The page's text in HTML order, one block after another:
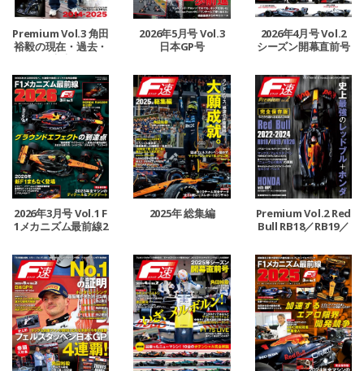
Premium Vol.3 角田
裕毅の現在・過去・
未来
2026年5月号 Vol.3
日本GP号
2026年4月号 Vol.2
シーズン開幕直前号
2026年3月号 Vol.1 F
1メカニズム最前線2
2025年 総集編
Premium Vol.2 Red
Bull RB18／RB19／